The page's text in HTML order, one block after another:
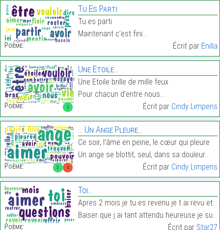
Poème:
Tu Es Parti
Tu es parti
Maintenant c’est fini…
Écrit par Enilla
3
Poème:
Une Etoile…
Une Etoile brille de mille feux
Pour chacun d’entre nous.…
Écrit par Cindy Limpens
3 4
Poème:
… Un Ange Pleure…
Ce soir, l’âme en peine, le cœur qui pleure
Un ange se blottit, seul, dans sa douleur…
Écrit par Cindy Limpens
Poème:
Toi…
Apres 2 mois je tu es revenu je t ai revu et tu m
Baiser que j ai tant attendu heureuse je suis rent…
Écrit par Star27